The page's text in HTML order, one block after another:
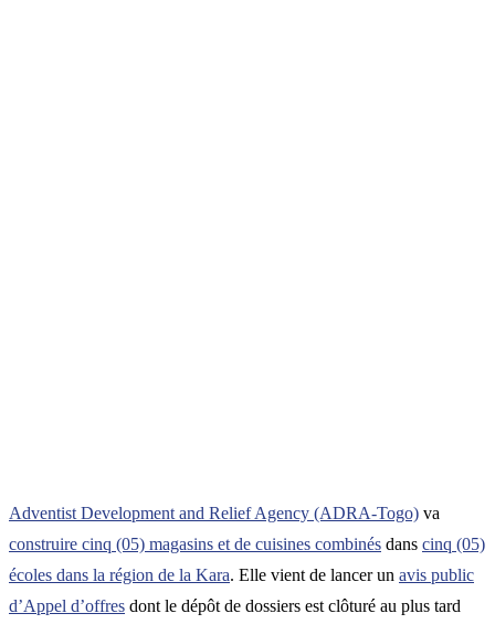
Adventist Development and Relief Agency (ADRA-Togo) va
construire cinq (05) magasins et de cuisines combinés dans cinq (05)
écoles dans la région de la Kara. Elle vient de lancer un avis public
d’Appel d’offres dont le dépôt de dossiers est clôturé au plus tard